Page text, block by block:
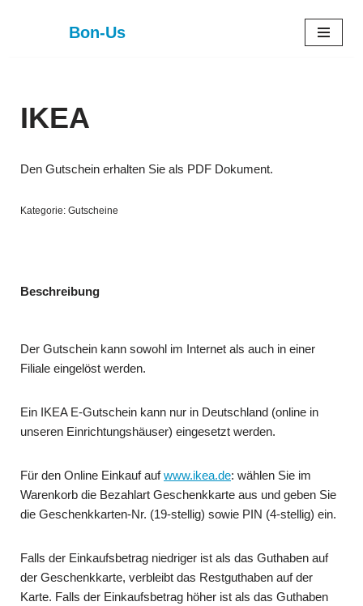
Bon-Us
IKEA
Den Gutschein erhalten Sie als PDF Dokument.
Kategorie: Gutscheine
Beschreibung
Der Gutschein kann sowohl im Internet als auch in einer
Filiale eingelöst werden.
Ein IKEA E-Gutschein kann nur in Deutschland (online in
unseren Einrichtungshäuser) eingesetzt werden.
Für den Online Einkauf aufwww.ikea.de: wählen Sie im
Warenkorb die Bezahlart Geschenkkarte aus und geben Sie
die Geschenkkarten-Nr. (19-stellig) sowie PIN (4-stellig) ein.
Falls der Einkaufsbetrag niedriger ist als das Guthaben auf
der Geschenkkarte, verbleibt das Restguthaben auf der
Karte. Falls der Einkaufsbetrag höher ist als das Guthaben